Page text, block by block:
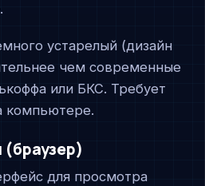
устарелый (дизайн
чем современные
или БКС. Требует
компьютере.
для просмотра